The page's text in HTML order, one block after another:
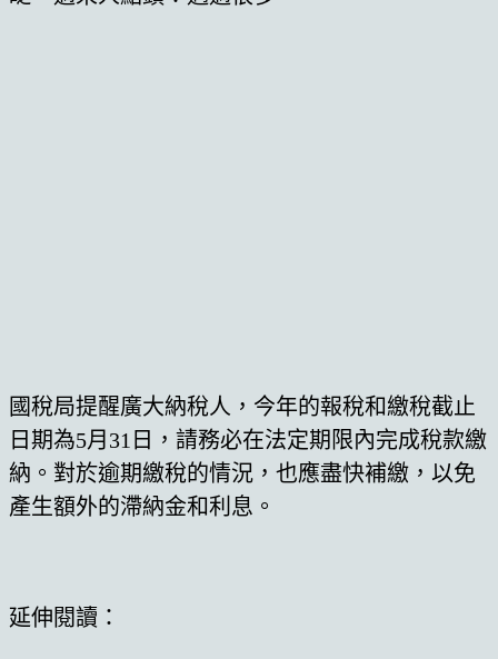
國稅局提醒廣大納稅人，今年的報稅和繳稅截止
日期為5月31日，請務必在法定期限內完成稅款繳
納。對於逾期繳稅的情況，也應盡快補繳，以免
產生額外的滯納金和利息。
延伸閱讀：